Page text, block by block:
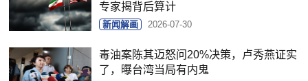
专家揭背后算计
新闻解画 2026-07-30
毒油案陈其迈怒问20%决策，卢秀燕证实
了，曝台湾当局有内鬼